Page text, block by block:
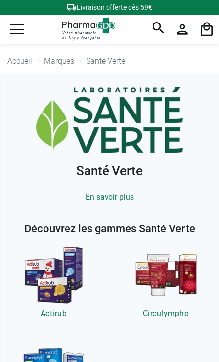
Livraison offerte dès 59€
Accueil Marques Santé Verte
Santé Verte
En savoir plus
Découvrez les gammes Santé Verte
Actirub Circulymphe